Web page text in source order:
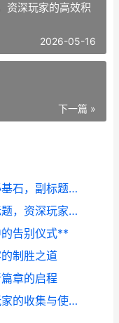
资深玩家的高效积
2026-05-16
下一篇 »
**王者射手铭文，决胜千里的隐秘基石，副标题，箭无虚发的力量之源**
王者荣耀快速获得钻石指南，副标题，资深玩家的高效积累心得
告别仪式**
制胜之道
章的启程
**和平精英军需币怎么收，资深玩家的收集与使用之道，副标题：精打细算迈向顶级装备之路**